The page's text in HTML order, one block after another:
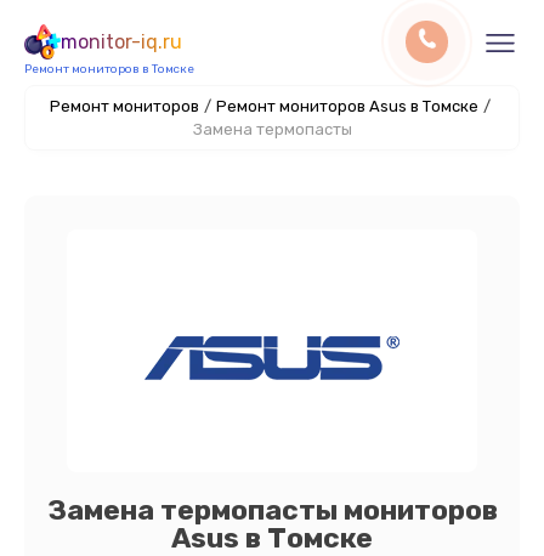
monitor-iq.ru
Ремонт мониторов в Томске
Ремонт мониторов / Ремонт мониторов Asus в Томске /
Замена термопасты
Замена термопасты мониторов
Asus в Томске